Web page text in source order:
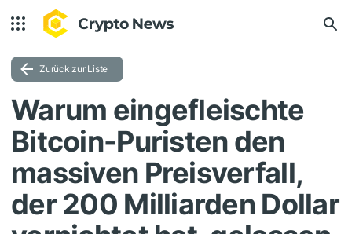
Zurück zur Liste
Warum eingefleischte
Bitcoin-Puristen den
massiven Preisverfall,
der 200 Milliarden Dollar